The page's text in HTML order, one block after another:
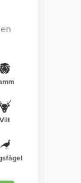
Vilt